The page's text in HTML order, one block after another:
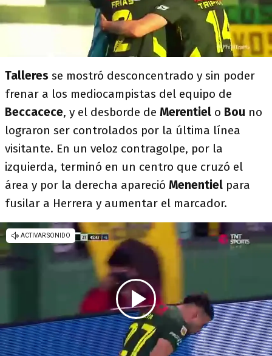
Talleres se mostró desconcentrado y sin poder
frenar a los mediocampistas del equipo de
Beccacece, y el desborde de Merentiel o Bou no
lograron ser controlados por la última línea
visitante. En un veloz contragolpe, por la
izquierda, terminó en un centro que cruzó el
área y por la derecha apareció Menentiel para
fusilar a Herrera y aumentar el marcador.